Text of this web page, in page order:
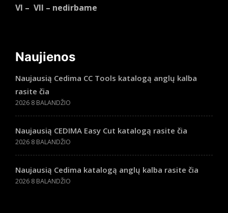
VI – VII – nedirbame
Naujienos
Naujausią Cedima CC Tools katalogą anglų kalba
rasite čia
2026 8 BALANDŽIO
Naujausią CEDIMA Easy Cut katalogą rasite čia
2026 8 BALANDŽIO
Naujausią Cedima katalogą anglų kalba rasite čia
2026 8 BALANDŽIO